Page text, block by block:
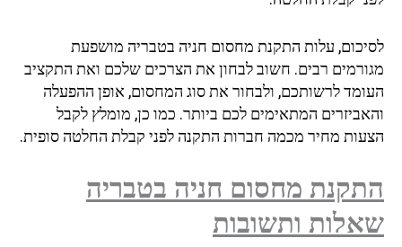
עלות התקנת מחסום חניה בטבריה מושפעת
רבים. חשוב לבחון את הצרכים שלכם ואת התקציב
לרשותכם, ולבחור את סוג המחסום, אופן ההפעלה
המתאימים לכם ביותר. כמו כן, מומלץ לקבל
מחיר מכמה חברות התקנה לפני קבלת החלטה סופית.
מחסום חניה בטבריה
ותשובות